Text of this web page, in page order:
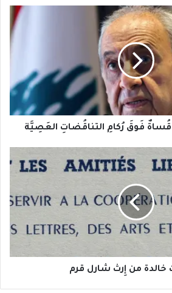
قُساةٌ فَوقَ رُكامِ التناقُضاتِ العَصِيَّة
من إِرث شارل قرم